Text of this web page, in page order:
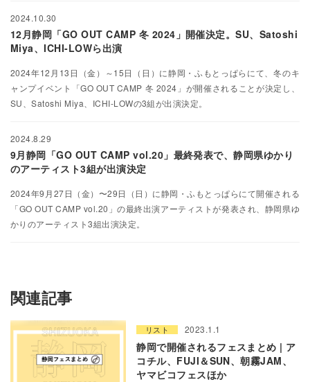
2024.10.30
12月静岡「GO OUT CAMP 冬 2024」開催決定。SU、Satoshi
Miya、ICHI-LOWら出演
2024年12月13日（金）～15日（日）に静岡・ふもとっぱらにて、冬のキ
ャンプイベント「GO OUT CAMP 冬 2024」が開催されることが決定し、
SU、Satoshi Miya、ICHI-LOWの3組が出演決定。
2024.8.29
9月静岡「GO OUT CAMP vol.20」最終発表で、静岡県ゆかり
のアーティスト3組が出演決定
2024年9月27日（金）〜29日（日）に静岡・ふもとっぱらにて開催される
「GO OUT CAMP vol.20」の最終出演アーティストが発表され、静岡県ゆ
かりのアーティスト3組出演決定。
関連記事
リスト 2023.1.1
静岡で開催されるフェスまとめ | ア
コチル、FUJI＆SUN、朝霧JAM、
ヤマビコフェスほか